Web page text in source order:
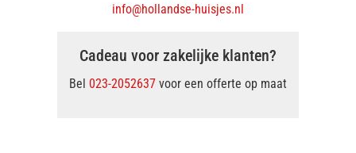
info@hollandse-huisjes.nl
Cadeau voor zakelijke klanten?
Bel 023-2052637 voor een offerte op maat